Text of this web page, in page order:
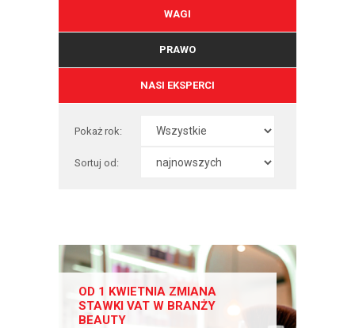
WAGI
PRAWO
NASI EKSPERCI
Pokaż rok:
Sortuj od:
OD 1 KWIETNIA ZMIANA
STAWKI VAT W BRANŻY
BEAUTY